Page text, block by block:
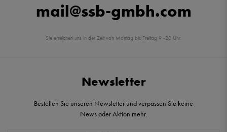
mail@ssb-gmbh.com
Sie erreichen uns in der Zeit von Montag bis Freitag 9 -20 Uhr.
Newsletter
Bestellen Sie unseren Newsletter und verpassen Sie keine
News oder Aktion mehr.